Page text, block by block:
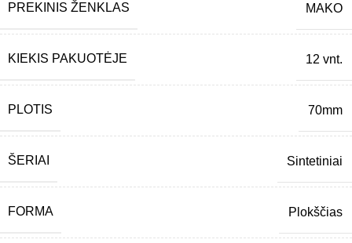
PREKINIS ŽENKLAS MAKO
KIEKIS PAKUOTĖJE 12 vnt.
PLOTIS 70mm
ŠERIAI Sintetiniai
FORMA Plokščias